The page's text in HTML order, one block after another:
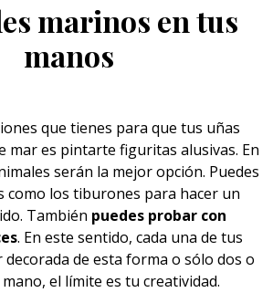
marinos en tus
manos
que tienes para que tus uñas
mar es pintarte figuritas alusivas. En
serán la mejor opción. Puedes
como los tiburones para hacer un
También puedes probar con
. En este sentido, cada una de tus
decorada de esta forma o sólo dos o
el límite es tu creatividad.